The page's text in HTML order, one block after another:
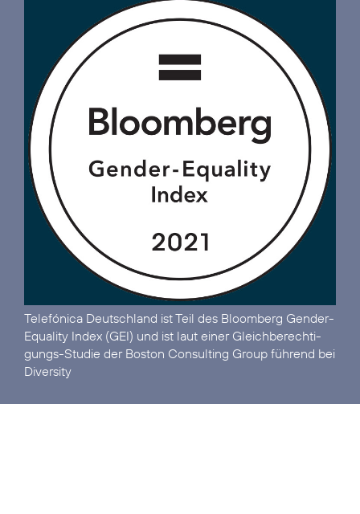
Telefónica Deutschland istTeil des Bloomberg Gender-
Equality Index (GEI) und ist laut einer Gleich­berechti­
gungs-Studie der Boston Consulting Group führend bei
Diversity